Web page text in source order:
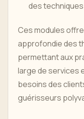
des
Ces modules
approfondie des
permettant aux
large de services
besoins des
guérisseurs